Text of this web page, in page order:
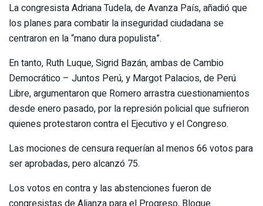
La congresista Adriana Tudela, de Avanza País, añadió que
los planes para combatir la inseguridad ciudadana se
centraron en la “mano dura populista”.
En tanto, Ruth Luque, Sigrid Bazán, ambas de Cambio
Democrático – Juntos Perú, y Margot Palacios, de Perú
Libre, argumentaron que Romero arrastra cuestionamientos
desde enero pasado, por la represión policial que sufrieron
quienes protestaron contra el Ejecutivo y el Congreso.
Las mociones de censura requerían al menos 66 votos para
ser aprobadas, pero alcanzó 75.
Los votos en contra y las abstenciones fueron de